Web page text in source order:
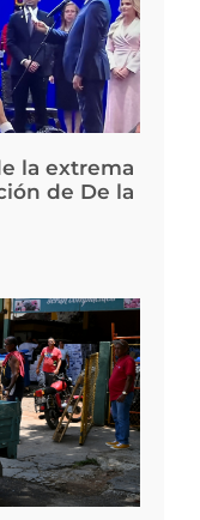
la extrema
de De la